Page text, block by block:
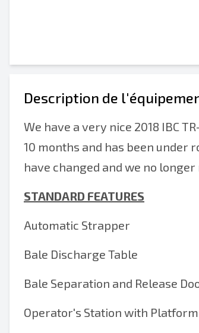
Description de
We have a very nice 2018 IBC
10 months and has been under
have changed and we no
STANDARD FEATURES
Automatic Strapper
Bale Discharge Table
Bale Separation and Release
Operator's Station with Platform